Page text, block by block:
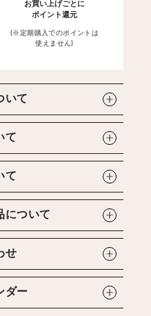
お買い上げごとに
ポイント還元
(※定期購入でのポイントは
使えません)
いて
て
て
について
せ
ダー